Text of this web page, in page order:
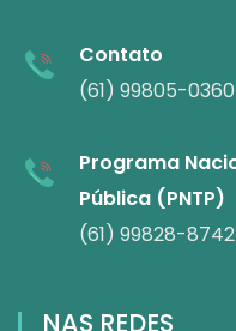
Contato
(61) 99805-
Programa
Pública (PNTP)
(61) 99828-
NAS REDES